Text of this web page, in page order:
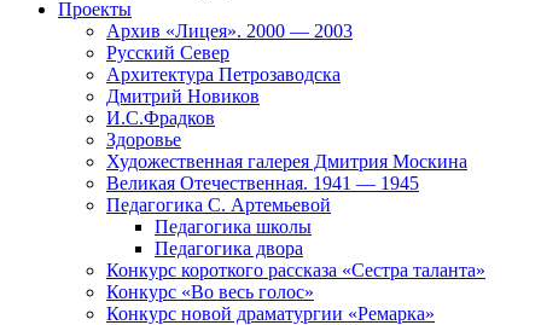
Проекты
Архив «Лицея». 2000 — 2003
Русский Север
Архитектура Петрозаводска
Дмитрий Новиков
И.С.Фрадков
Здоровье
Художественная галерея Дмитрия Москина
Великая Отечественная. 1941 — 1945
Педагогика С. Артемьевой
Педагогика школы
Педагогика двора
Конкурс короткого рассказа «Сестра таланта»
Конкурс «Во весь голос»
Конкурс новой драматургии «Ремарка»